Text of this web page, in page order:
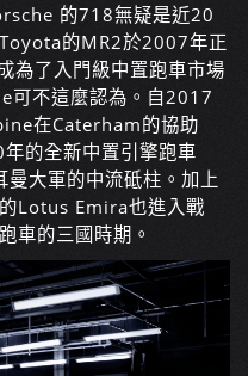
的718無疑是近20
的MR2於2007年正
為了入門級中置跑車市場
不這麼認為。自2017
在Caterham的協助
的全新中置引擎跑車
大軍的中流砥柱。加上
Lotus Emira也進入戰
車的三國時期。